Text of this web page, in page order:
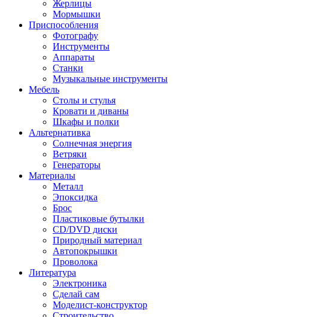
Жерлицы
Мормышки
Приспособления
Фотографу
Инструменты
Аппараты
Станки
Музыкальные инструменты
Мебель
Столы и стулья
Кровати и диваны
Шкафы и полки
Альтернативка
Солнечная энергия
Ветряки
Генераторы
Материалы
Металл
Эпоксидка
Брос
Пластиковые бутылки
CD/DVD диски
Природный материал
Автопокрышки
Проволока
Литература
Электроника
Сделай сам
Моделист-конструктор